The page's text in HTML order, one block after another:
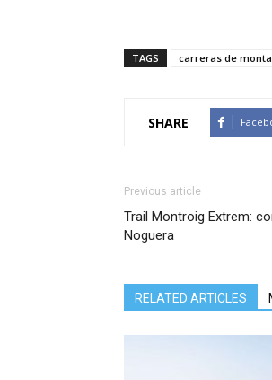
TAGS carreras de
SHARE
Previous article
Trail Montroig Extrem:
Noguera
RELATED ARTICLES